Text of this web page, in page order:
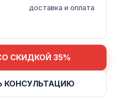
доставка и оплата
СКИДКОЙ 35%
КОНСУЛЬТАЦИЮ